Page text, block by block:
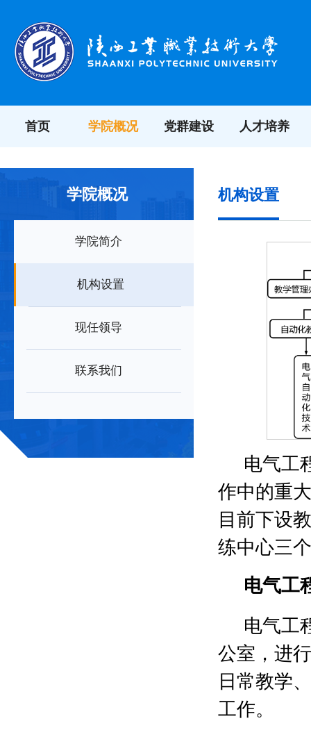
首页 学院概况 党群建设 人才培养
学院概况
学院简介
机构设置
现任领导
联系我们
机构设置
电气工
作中的重
目前下设
练中心三
电气工
电气工
公室，进
日常教学
工作。